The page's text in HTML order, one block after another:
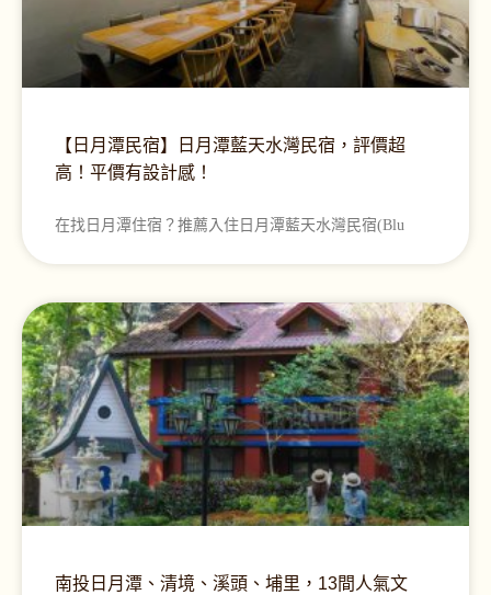
【日月潭民宿】日月潭藍天水灣民宿，評價超
高！平價有設計感！
在找日月潭住宿？推薦入住日月潭藍天水灣民宿(Blu
南投日月潭、清境、溪頭、埔里，13間人氣文